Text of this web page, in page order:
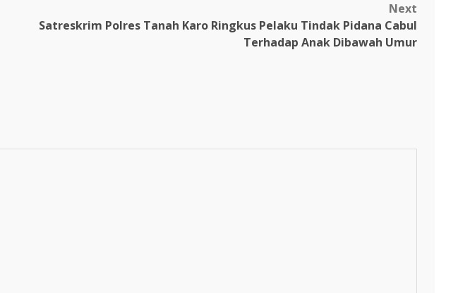
Next
Satreskrim Polres Tanah Karo Ringkus Pelaku Tindak Pidana Cabul
Terhadap Anak Dibawah Umur